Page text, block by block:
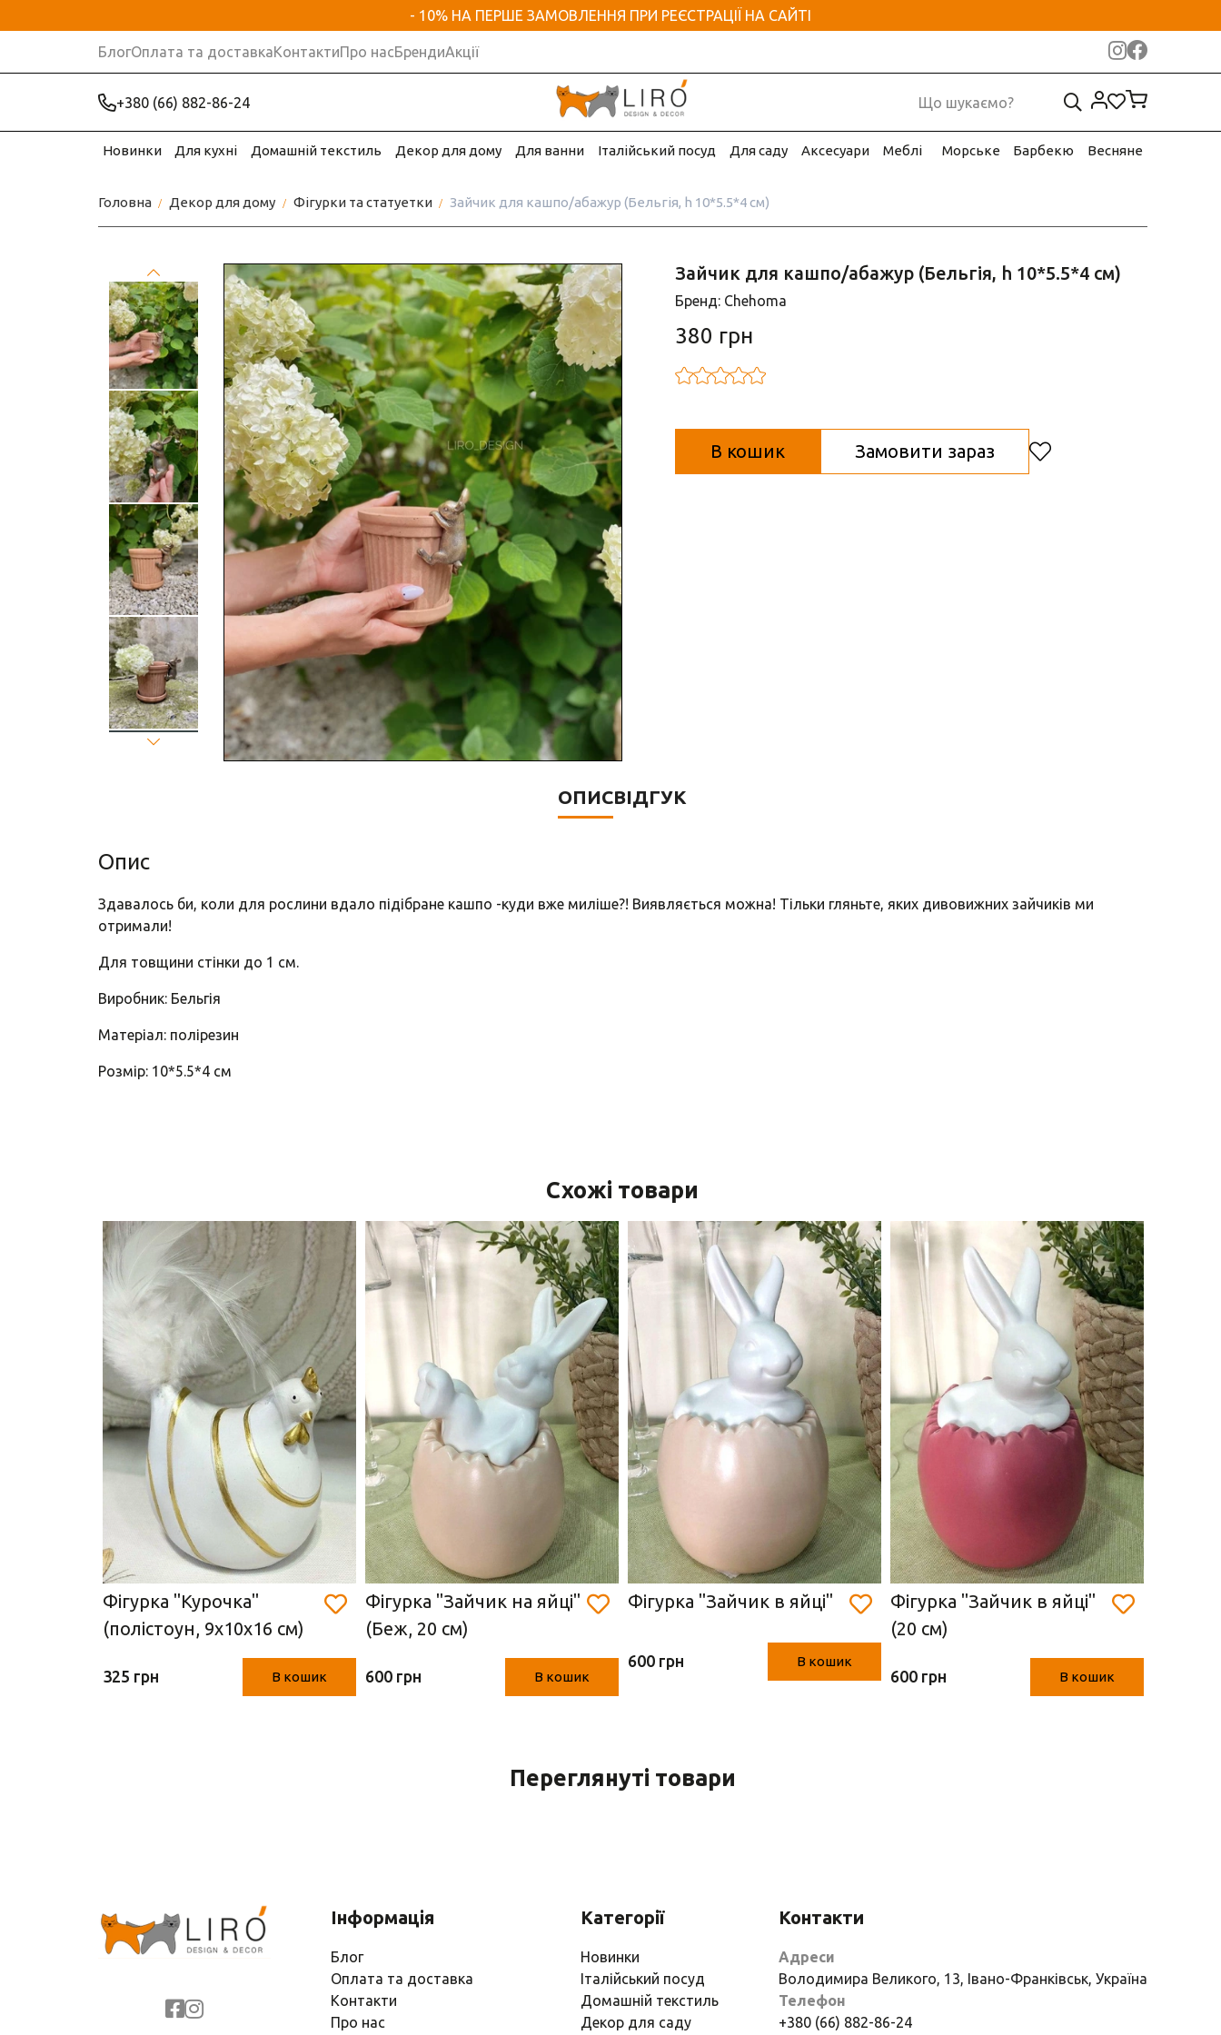
- 10% НА ПЕРШЕ ЗАМОВЛЕННЯ ПРИ РЕЄСТРАЦІЇ НА САЙТІ
БлогОплата та доставкаКонтактиПро насБрендиАкції
+380 (66) 882-86-24
Новинки Для кухні Домашній текстиль Декор для дому Для ванни Італійський посуд Для саду Аксесуари Меблі Морське Барбекю Весняне
Головна Декор для дому Фігурки та статуетки Зайчик для кашпо/абажур (Бельгія, h 10*5.5*4 см)
Зайчик для кашпо/абажур (Бельгія, h 10*5.5*4 см)
Бренд: Chehoma
380 грн
В кошик Замовити зараз
ОПИСВІДГУК
Опис
Здавалось би, коли для рослини вдало підібране кашпо -куди вже миліше?! Виявляється можна! Тільки гляньте, яких дивовижних зайчиків ми
отримали!
Для товщини стінки до 1 см.
Виробник: Бельгія
Матеріал: полірезин
Розмір: 10*5.5*4 см
Схожі товари
Фігурка "Курочка"
(полістоун, 9х10х16 см)
325 грн В кошик
Фігурка "Зайчик на яйці"
(Беж, 20 см)
600 грн В кошик
Фігурка "Зайчик в яйці"
600 грн В кошик
Фігурка "Зайчик в яйці"
(20 см)
600 грн В кошик
Переглянуті товари
Інформація
Блог
Оплата та доставка
Контакти
Про нас
Категорії
Новинки
Італійський посуд
Домашній текстиль
Декор для саду
Контакти
Адреси
Володимира Великого, 13, Івано-Франківськ, Україна
Телефон
+380 (66) 882-86-24